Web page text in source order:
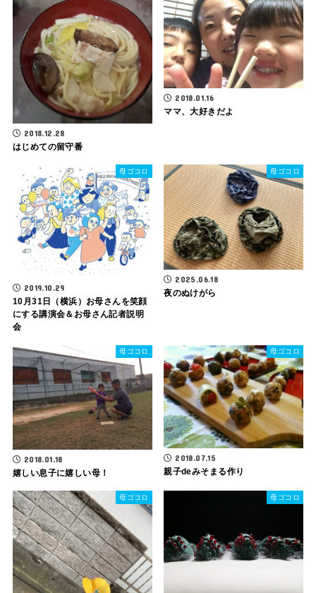
2018.12.28
はじめての留守番
2018.01.16
ママ、大好きだよ
母ゴコロ
2019.10.29
10月31日（横浜）お母さんを笑顔
にする講演会＆お母さん記者説明
会
母ゴコロ
2025.06.18
夜のぬけがら
母ゴコロ
2018.01.18
嬉しい息子に嬉しい母！
母ゴコロ
2018.07.15
親子deみそまる作り
母ゴコロ 母ゴコロ